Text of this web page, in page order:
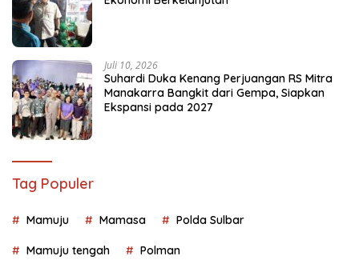
Juli 10, 2026
Suhardi Duka Kenang Perjuangan RS Mitra
Manakarra Bangkit dari Gempa, Siapkan
Ekspansi pada 2027
Tag Populer
Mamuju Mamasa Polda Sulbar
Mamuju tengah Polman